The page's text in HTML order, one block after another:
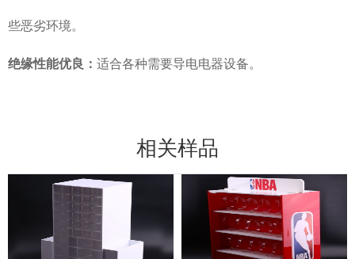
些恶劣环境。
绝缘性能优良： 适合各种需要导电电器设备。
相关样品